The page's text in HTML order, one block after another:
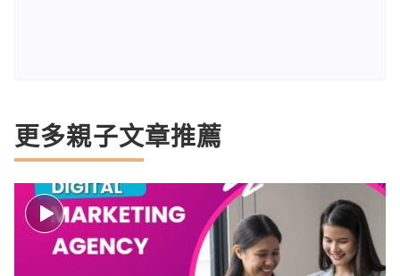
更多親子文章推薦